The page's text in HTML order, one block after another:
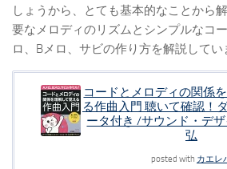
しょうから、とても基本的なことから
要なメロディのリズムとシンプルなコ
ロ、Bメロ、サビの作り方を解説してい
コードとメロディの関係
る作曲入門 聴いて確認！
ータ付き /サウンド・デ
弘
posted with カエレ